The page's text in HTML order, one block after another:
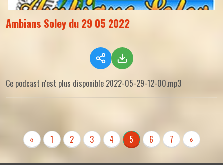
Ambians Soley du 29 05 2022
Ce podcast n'est plus disponible 2022-05-29-12-00.mp3
« 1 2 3 4 5 6 7 »